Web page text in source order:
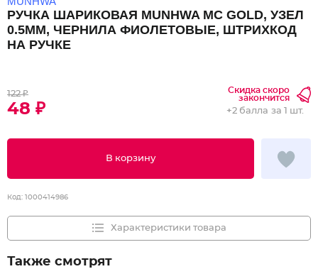
РУЧКА ШАРИКОВАЯ MUNHWA MC GOLD, УЗЕЛ
0.5ММ, ЧЕРНИЛА ФИОЛЕТОВЫЕ, ШТРИХКОД
НА РУЧКЕ
122 ₽
48 ₽
Скидка скоро
закончится
В корзину
+2 балла за 1 шт.
Код: 1000414986
Характеристики товара
Также смотрят